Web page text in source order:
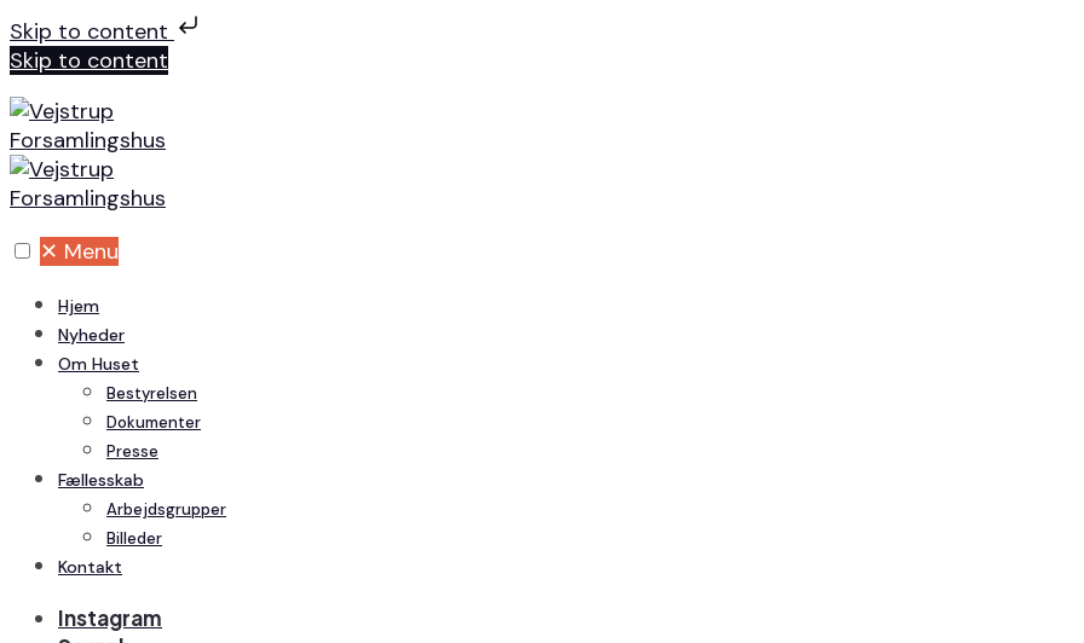
Skip to content
Skip to content
✕ Menu
Hjem
Nyheder
Om Huset
Bestyrelsen
Dokumenter
Presse
Fællesskab
Arbejdsgrupper
Billeder
Kontakt
Instagram